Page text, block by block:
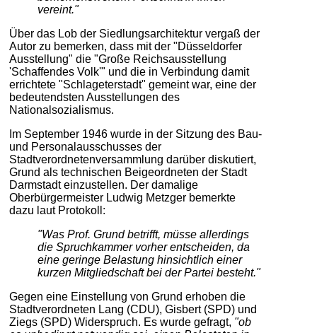
vereint."
Über das Lob der Siedlungsarchitektur vergaß der
Autor zu bemerken, dass mit der "Düsseldorfer
Ausstellung" die "Große Reichsausstellung
'Schaffendes Volk'" und die in Verbindung damit
errichtete "Schlageterstadt" gemeint war, eine der
bedeutendsten Ausstellungen des
Nationalsozialismus.
Im September 1946 wurde in der Sitzung des Bau-
und Personalausschusses der
Stadtverordnetenversammlung darüber diskutiert,
Grund als technischen Beigeordneten der Stadt
Darmstadt einzustellen. Der damalige
Oberbürgermeister Ludwig Metzger bemerkte
dazu laut Protokoll:
"Was Prof. Grund betrifft, müsse allerdings
die Spruchkammer vorher entscheiden, da
eine geringe Belastung hinsichtlich einer
kurzen Mitgliedschaft bei der Partei besteht."
Gegen eine Einstellung von Grund erhoben die
Stadtverordneten Lang (CDU), Gisbert (SPD) und
Ziegs (SPD) Widerspruch. Es wurde gefragt, "ob